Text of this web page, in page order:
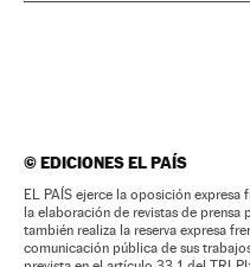
©EDICIONES EL PAÍS
EL PAÍS ejerce la oposición expresa
la elaboración de revistas de
también realiza la reserva expresa
comunicación pública de sus